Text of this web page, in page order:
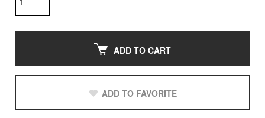
ADD TO CART
ADD TO FAVORITE